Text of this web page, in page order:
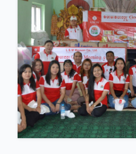
FRESKO
O-MAR
STAR
GARDEN
COMMERICAL
CAREER
VOICE OF CUSTOMERS